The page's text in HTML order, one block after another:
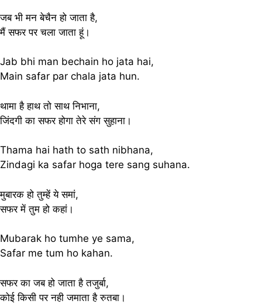
जब भी मन बेचैन हो जाता है,
मैं सफर पर चला जाता हूं।
Jab bhi man bechain ho jata hai,
Main safar par chala jata hun.
थामा है हाथ तो साथ निभाना,
जिंदगी का सफर होगा तेरे संग सुहाना।
Thama hai hath to sath nibhana,
Zindagi ka safar hoga tere sang suhana.
मुबारक हो तुम्हें ये समां,
सफर में तुम हो कहां।
Mubarak ho tumhe ye sama,
Safar me tum ho kahan.
सफर का जब हो जाता है तजुर्बा,
कोई किसी पर नही जमाता है रुतबा।